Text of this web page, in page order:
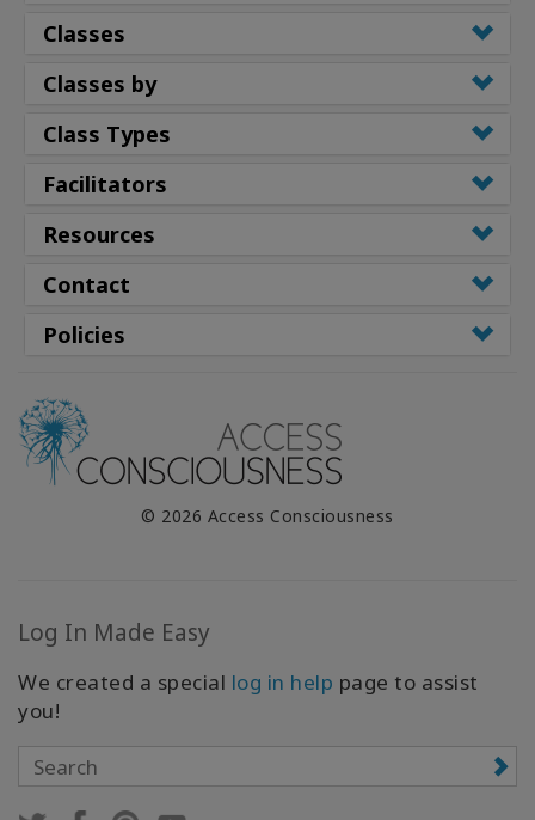
Classes
Classes by
Class Types
Facilitators
Resources
Contact
Policies
© 2026 Access Consciousness
Log In Made Easy
We created a special log in help page to assist
you!